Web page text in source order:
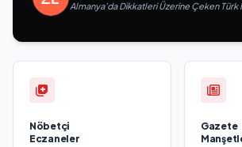
Almanya’da Dikkatleri Üzerine Çeken Türk
Nöbetçi
Eczaneler
Gazete